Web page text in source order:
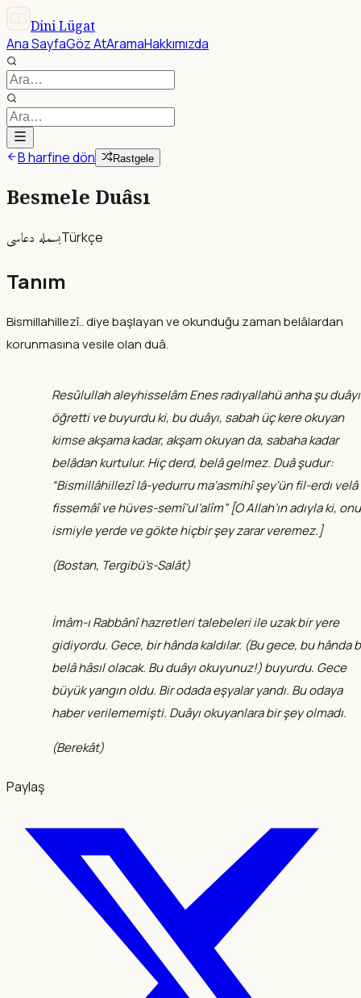
Dini Lügat
Ana SayfaGöz AtAramaHakkımızda
B harfine dön Rastgele
Besmele Duâsı
بسمله دعاسىTürkçe
Tanım
Bismillahillezî.. diye başlayan ve okunduğu zaman belâlardan
korunmasına vesile olan duâ.
Resûlullah aleyhisselâm Enes radıyallahü anha şu duâyı
öğretti ve buyurdu ki, bu duâyı, sabah üç kere okuyan
kimse akşama kadar, akşam okuyan da, sabaha kadar
belâdan kurtulur. Hiç derd, belâ gelmez. Duâ şudur:
“Bismillâhillezî lâ-yedurru ma‘asmihî şey'ün fil-erdı velâ
fissemâî ve hüves-semî‘ul’alîm” [O Allah’ın adıyla ki,
ismiyle yerde ve gökte hiçbir şey zarar veremez.]
(Bostan, Tergibü’s-Salât)
İmâm-ı Rabbânî hazretleri talebeleri ile uzak bir yere
gidiyordu. Gece, bir hânda kaldılar. (Bu gece, bu hânda
belâ hâsıl olacak. Bu duâyı okuyunuz!) buyurdu. Gece
büyük yangın oldu. Bir odada eşyalar yandı. Bu odaya
haber verilememişti. Duâyı okuyanlara bir şey olmadı.
(Berekât)
Paylaş